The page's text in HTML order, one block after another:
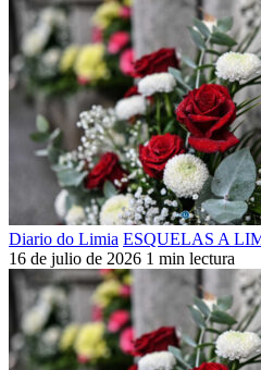
Diario do Limia ESQUELAS A
16 de julio de 2026 1 min lectura